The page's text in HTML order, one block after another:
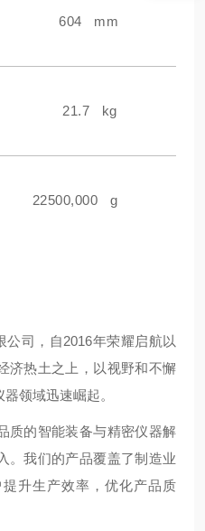
604 mm
21.7 kg
22500,000 g
司，自2016年荣耀启航以
济热土之上，以视野和不懈
领域迅速崛起。
质的智能装备与精密仪器解
。我们的产品覆盖了制造业
升生产效率，优化产品质